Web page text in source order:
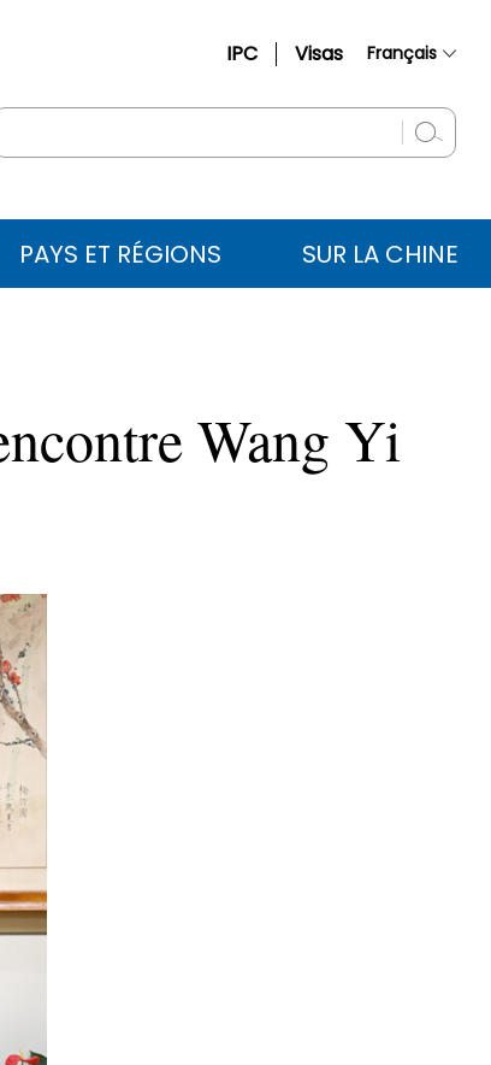
IPC Visas Français
English
عربي
PAYS ET RÉGIONS SUR LA CHINE
Wang Yi